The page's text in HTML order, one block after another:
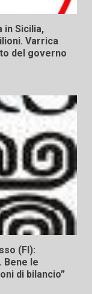
in Sicilia,
Varrica
del governo
(FI):
Bene le
di bilancio”